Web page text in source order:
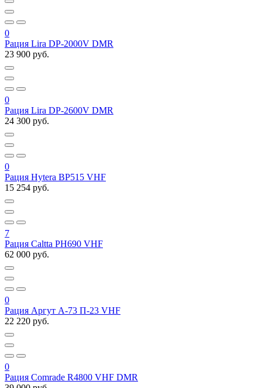
0
Рация Lira DP-2000V DMR
23 900 руб.
0
Рация Lira DP-2600V DMR
24 300 руб.
0
Рация Hytera BP515 VHF
15 254 руб.
7
Рация Caltta PH690 VHF
62 000 руб.
0
Рация Аргут А-73 П-23 VHF
22 220 руб.
0
Рация Comrade R4800 VHF DMR